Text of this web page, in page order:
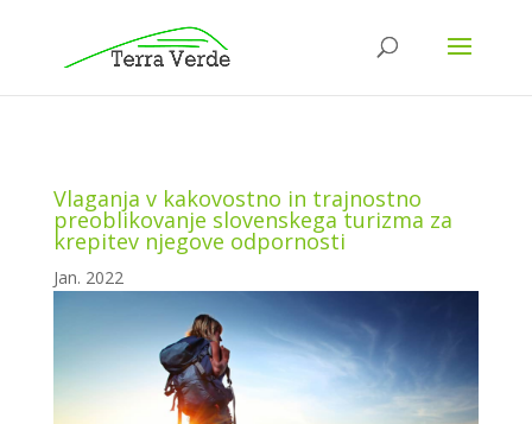
Vlaganja v kakovostno in trajnostno
preoblikovanje slovenskega turizma za
krepitev njegove odpornosti
Jan. 2022